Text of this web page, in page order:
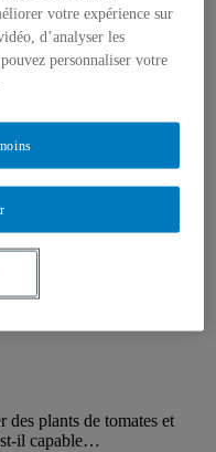
des plantes
plants de tomates et
il capable…
votre expérience sur
d’analyser les
personnaliser votre